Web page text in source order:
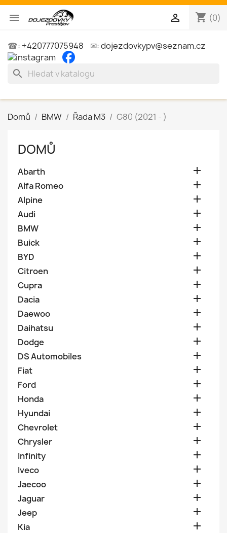
 shopping_cart (0)

☎: +420777075948 ✉:dojezdovkypv@seznam.cz
search
Domů BMW Řada M3 G80 (2021 - )
DOMŮ
Abarth 
Alfa Romeo 
Alpine 
Audi 
BMW 
Buick 
BYD 
Citroen 
Cupra 
Dacia 
Daewoo 
Daihatsu 
Dodge 
DS Automobiles 
Fiat 
Ford 
Honda 
Hyundai 
Chevrolet 
Chrysler 
Infinity 
Iveco 
Jaecoo 
Jaguar 
Jeep 
Kia 